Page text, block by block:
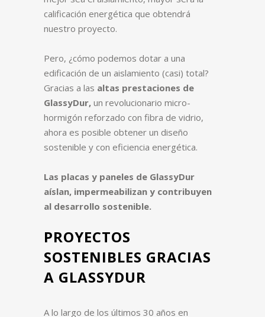
calificación energética que obtendrá
nuestro proyecto.
Pero, ¿cómo podemos dotar a una
edificación de un aislamiento (casi) total?
Gracias a las altas prestaciones de
GlassyDur, un revolucionario micro-
hormigón reforzado con fibra de vidrio,
ahora es posible obtener un diseño
sostenible y con eficiencia energética.
Las placas y paneles de GlassyDur
aíslan, impermeabilizan y contribuyen
al desarrollo sostenible.
PROYECTOS
SOSTENIBLES GRACIAS
A GLASSYDUR
A lo largo de los últimos 30 años en